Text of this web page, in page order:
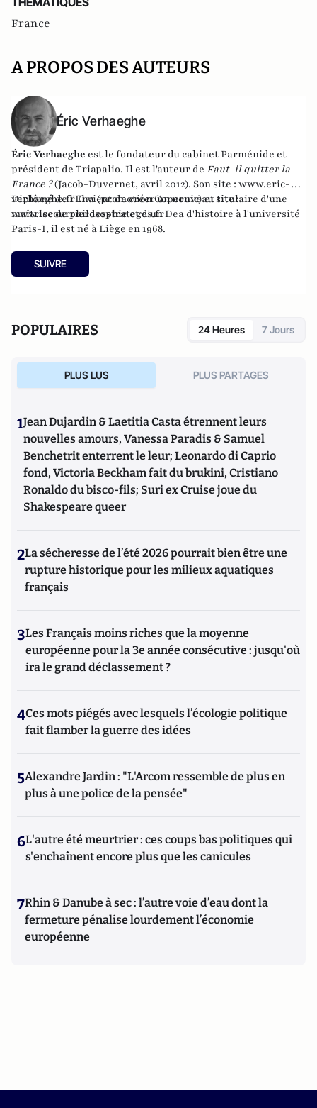
France
A PROPOS DES AUTEURS
Éric Verhaeghe
Éric Verhaeghe est le fondateur du cabinet Parménide et
président de Triapalio. Il est l'auteur de Faut-il quitter la
France ?(Jacob-Duvernet, avril 2012). Son site : www.eric-
verhaeghe.frIl vient de créer un nouveau site :
www.lecourrierdesstrateges.fr
Diplômé de l'Ena (promotion Copernic) et titulaire d'une
maîtrise de philosophie et d'un Dea d'histoire à l'université
Paris-I, il est né à Liège en 1968.
SUIVRE
POPULAIRES 24 Heures 7 Jours
PLUS LUS PLUS PARTAGES
1Jean Dujardin & Laetitia Casta étrennent leurs
nouvelles amours, Vanessa Paradis & Samuel
Benchetrit enterrent le leur; Leonardo di Caprio
fond, Victoria Beckham fait du brukini, Cristiano
Ronaldo du bisco-fils; Suri ex Cruise joue du
Shakespeare queer
2La sécheresse de l’été 2026 pourrait bien être une
rupture historique pour les milieux aquatiques
français
3Les Français moins riches que la moyenne
européenne pour la 3e année consécutive : jusqu'où
ira le grand déclassement ?
4Ces mots piégés avec lesquels l’écologie politique
fait flamber la guerre des idées
5Alexandre Jardin : "L'Arcom ressemble de plus en
plus à une police de la pensée"
6L'autre été meurtrier : ces coups bas politiques qui
s'enchaînent encore plus que les canicules
7Rhin & Danube à sec : l’autre voie d’eau dont la
fermeture pénalise lourdement l’économie
européenne